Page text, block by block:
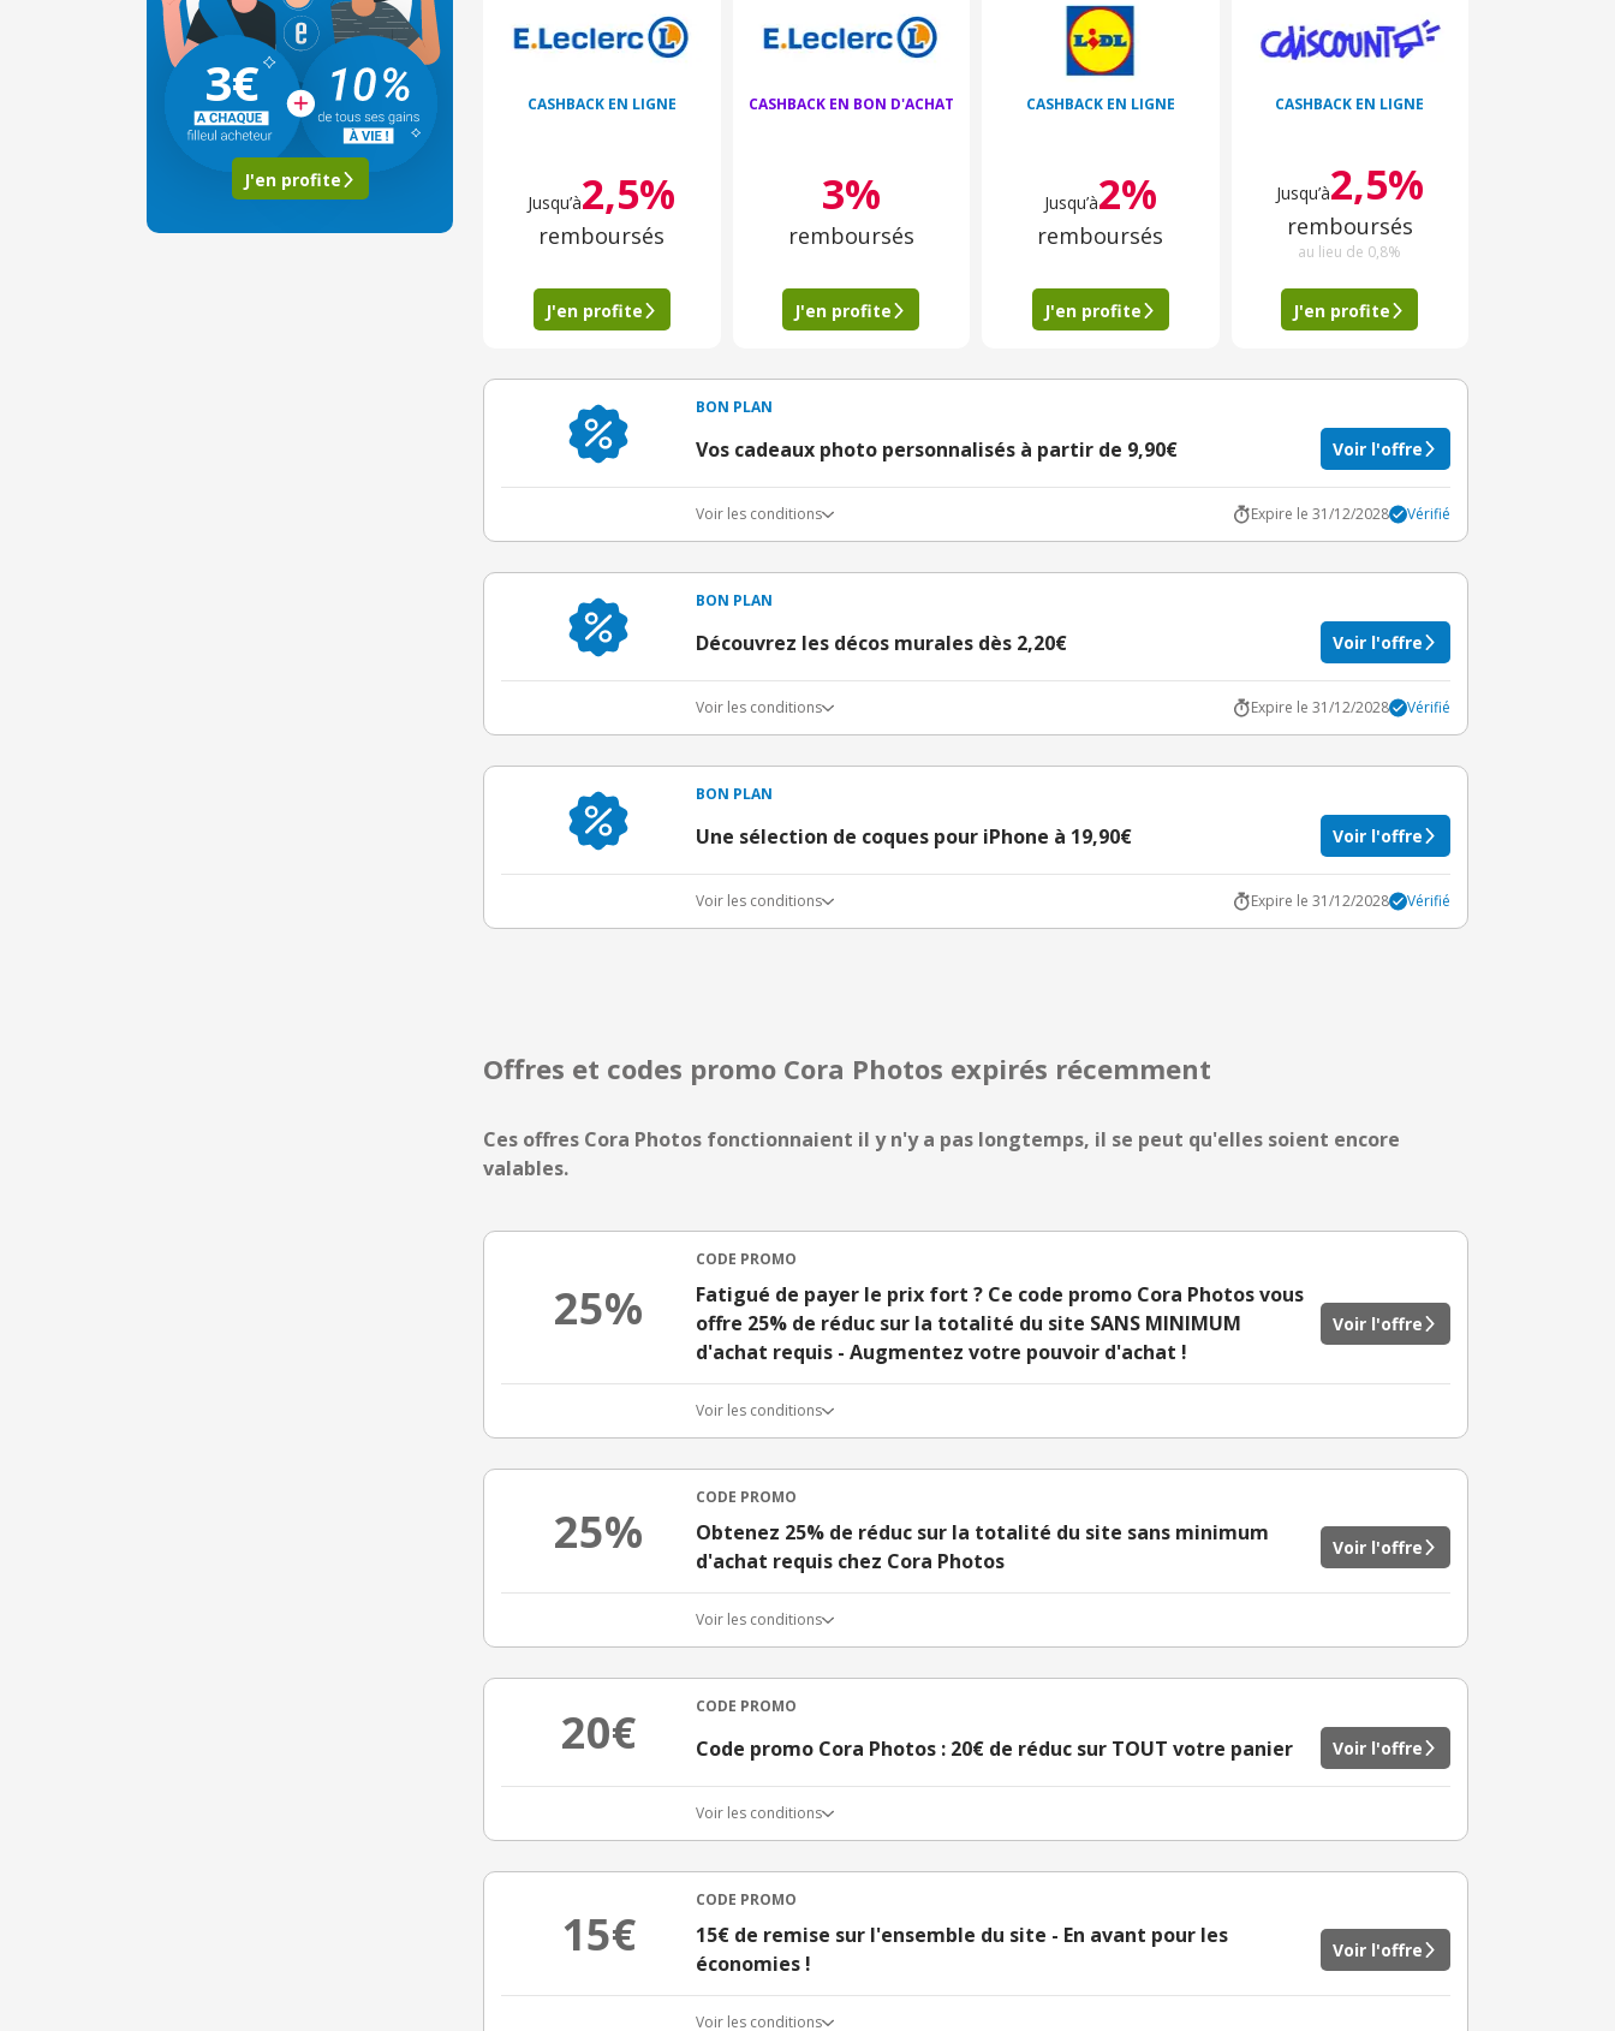
3€
J'en profite
CASHBACK EN LIGNE
Jusqu’à2,5%
remboursés
J'en profite
CASHBACK EN BON D'ACHAT
3%
remboursés
J'en profite
CASHBACK EN LIGNE
Jusqu’à2%
remboursés
J'en profite
CASHBACK EN LIGNE
Jusqu’à2,5%
remboursés
au lieu de 0,8%
J'en profite
BON PLAN
Vos cadeaux photo personnalisés à partir de 9,90€ Voir l'offre
Voir les conditions Expire le 31/12/2028 Vérifié
BON PLAN
Découvrez les décos murales dès 2,20€ Voir l'offre
Voir les conditions Expire le 31/12/2028 Vérifié
BON PLAN
Une sélection de coques pour iPhone à 19,90€ Voir l'offre
Voir les conditions Expire le 31/12/2028 Vérifié
Offres et codes promo Cora Photos expirés récemment
Ces offres Cora Photos fonctionnaient il y n'y a pas longtemps, il se peut qu'elles soient encore
valables.
25%
CODE PROMO
Fatigué de payer le prix fort ? Ce code promo Cora Photos vous
offre 25% de réduc sur la totalité du site SANS MINIMUM
d'achat requis - Augmentez votre pouvoir d'achat !
Voir l'offre
Voir les conditions
25%
CODE PROMO
Obtenez 25% de réduc sur la totalité du site sans minimum
d'achat requis chez Cora Photos
Voir l'offre
Voir les conditions
20€ CODE PROMO
Code promo Cora Photos : 20€ de réduc sur TOUT votre panier Voir l'offre
Voir les conditions
15€
CODE PROMO
15€ de remise sur l'ensemble du site - En avant pour les
économies !
Voir l'offre
Voir les conditions